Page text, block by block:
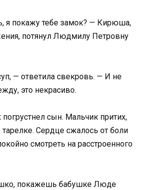
я покажу тебе замок? — Кирюша,
потянул Людмилу Петровну
— ответила свекровь. — И не
это некрасиво.
погрустнел сын. Мальчик притих,
Сердце сжалось от боли
смотреть на расстроенного
покажешь бабушке Люде